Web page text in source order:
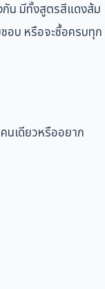
กัน มีทั้งสูตรสีแดงส้ม
อบ หรือจะซื้อครบทุก
นเดียวหรืออยาก